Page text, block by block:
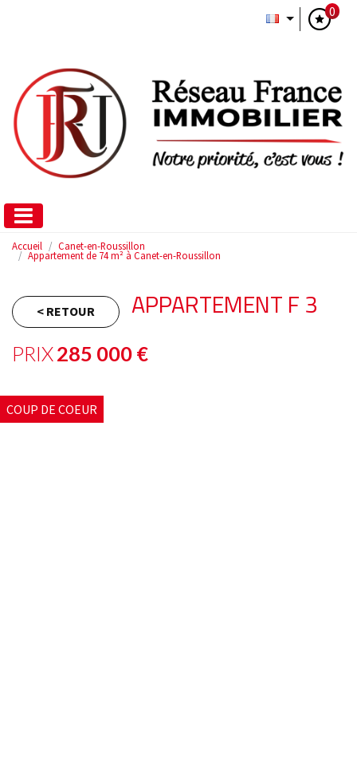
0
Accueil Canet-en-Roussillon
Appartement de 74 m² à Canet-en-Roussillon
< RETOUR APPARTEMENT F 3
PRIX285 000 €
COUP DE COEUR